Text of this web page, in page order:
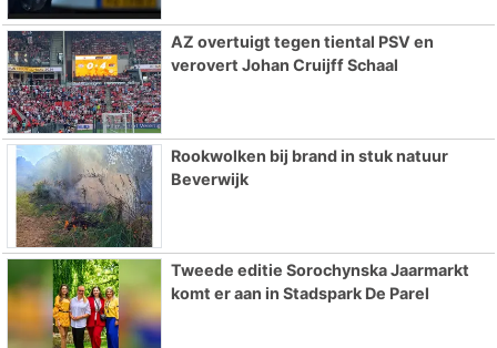
AZ overtuigt tegen tiental PSV en
verovert Johan Cruijff Schaal
Rookwolken bij brand in stuk natuur
Beverwijk
Tweede editie Sorochynska Jaarmarkt
komt er aan in Stadspark De Parel